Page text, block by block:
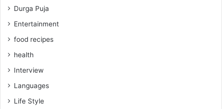
Durga Puja
Entertainment
food recipes
health
Interview
Languages
Life Style